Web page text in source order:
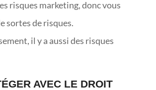
risques marketing, donc vous
sortes de risques.
il y a aussi des risques
AVEC LE DROIT